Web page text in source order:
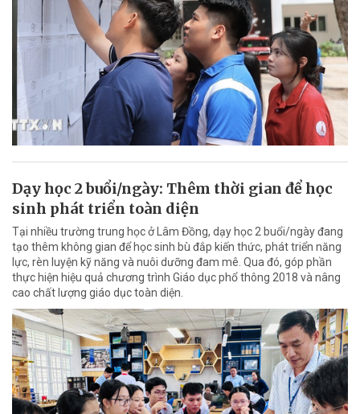
Dạy học 2 buổi/ngày: Thêm thời gian để học
sinh phát triển toàn diện
Tại nhiều trường trung học ở Lâm Đồng, dạy học 2 buổi/ngày đang
tạo thêm không gian để học sinh bù đắp kiến thức, phát triển năng
lực, rèn luyện kỹ năng và nuôi dưỡng đam mê. Qua đó, góp phần
thực hiện hiệu quả chương trình Giáo dục phổ thông 2018 và nâng
cao chất lượng giáo dục toàn diện.